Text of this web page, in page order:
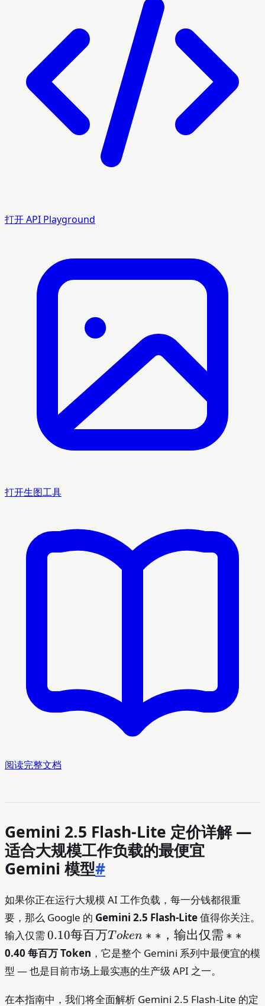
打开 API Playground
打开生图工具
阅读完整文档
Gemini 2.5 Flash-Lite 定价详解 —
适合大规模工作负载的最便宜
Gemini 模型#
如果你正在运行大规模 AI 工作负载，每一分钱都很重
要，那么 Google 的 Gemini 2.5 Flash-Lite值得你关注。
输入仅需0.10 每百
万
Token**，
输出仅需
0.10每百万T oken ∗ ∗ ，输出仅需 ∗ ∗
0.40 每百万 Token ，它是整个 Gemini 系列中最便宜的模
型 — 也是目前市场上最实惠的生产级 API 之一。
在本指南中，我们将全面解析 Gemini 2.5 Flash-Lite 的定